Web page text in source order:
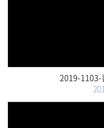
2019-1103-